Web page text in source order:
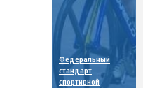
Федеральный
стандарт
спортивной